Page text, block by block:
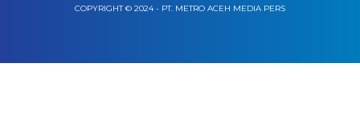
COPYRIGHT © 2024 - PT. METRO ACEH MEDIA PERS